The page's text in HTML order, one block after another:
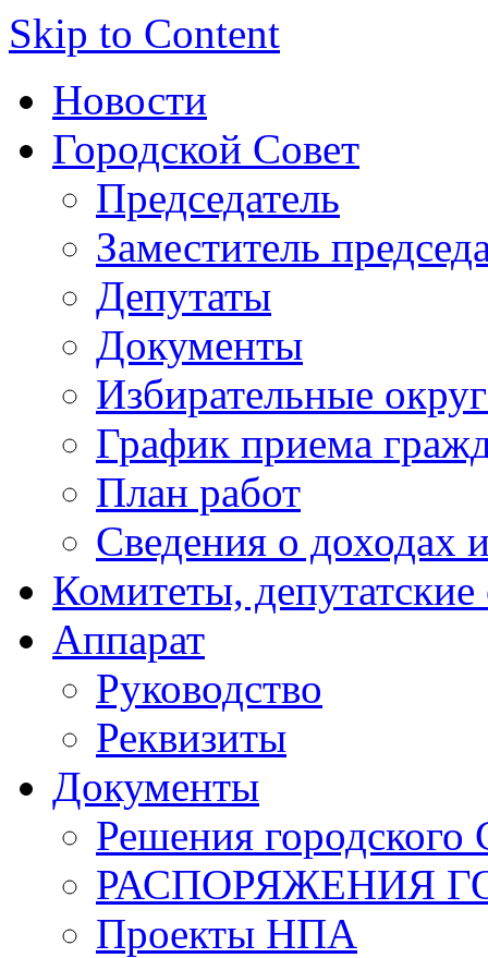
Skip to Content
Новости
Городской Совет
Председатель
Заместитель
Депутаты
Документы
Избирательные
График приема
План работ
Сведения о доходах
Комитеты,
Аппарат
Руководство
Реквизиты
Документы
Решения городского
РАСПОРЯЖЕНИЯ
Проекты НПА